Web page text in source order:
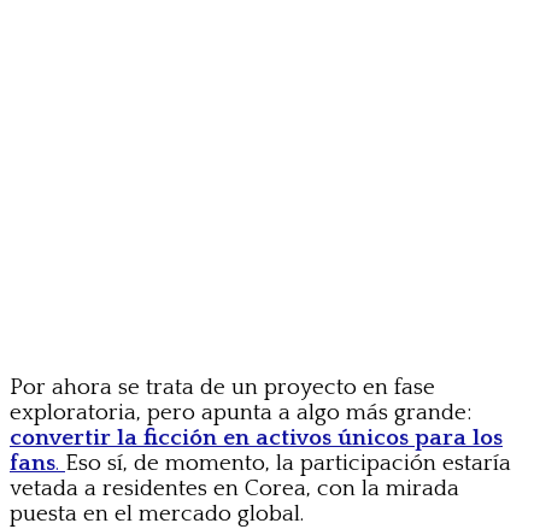
Por ahora se trata de un proyecto en fase
exploratoria, pero apunta a algo más grande:
convertir la ficción en activos únicos para los
fans. Eso sí, de momento, la participación estaría
vetada a residentes en Corea, con la mirada
puesta en el mercado global.